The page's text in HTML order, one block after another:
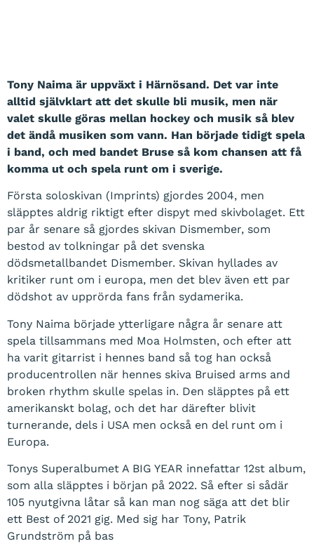
Tony Naima är uppväxt i Härnösand. Det var inte
alltid självklart att det skulle bli musik, men när
valet skulle göras mellan hockey och musik så blev
det ändå musiken som vann. Han började tidigt spela
i band, och med bandet Bruse så kom chansen att få
komma ut och spela runt om i sverige.
Första soloskivan (Imprints) gjordes 2004, men
släpptes aldrig riktigt efter dispyt med skivbolaget. Ett
par år senare så gjordes skivan Dismember, som
bestod av tolkningar på det svenska
dödsmetallbandet Dismember. Skivan hyllades av
kritiker runt om i europa, men det blev även ett par
dödshot av upprörda fans från sydamerika.
Tony Naima började ytterligare några år senare att
spela tillsammans med Moa Holmsten, och efter att
ha varit gitarrist i hennes band så tog han också
producentrollen när hennes skiva Bruised arms and
broken rhythm skulle spelas in. Den släpptes på ett
amerikanskt bolag, och det har därefter blivit
turnerande, dels i USA men också en del runt om i
Europa.
Tonys Superalbumet A BIG YEAR innefattar 12st album,
som alla släpptes i början på 2022. Så efter si sådär
105 nyutgivna låtar så kan man nog säga att det blir
ett Best of 2021 gig. Med sig har Tony, Patrik
Grundström på bas